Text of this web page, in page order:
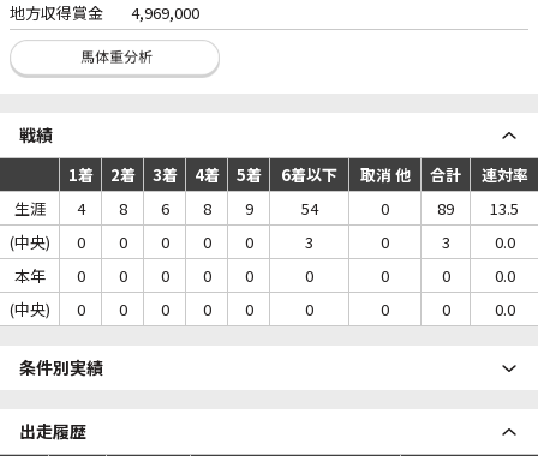
地方収得賞金
4,969,000
戦績
1着 2着 3着 4着 5着 6着以下 取消 他 合計
連対率
生涯
4 8 6 8 9 54 0 89
13.5
(中央)
0 0 0 0 0 3 0 3
0.0
本年
0 0 0 0 0 0 0 0
0.0
(中央)
0 0 0 0 0 0 0 0 0.0
条件別実績
出走履歴